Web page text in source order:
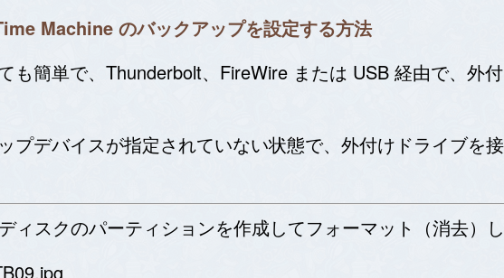
Machine のバックアップを設定する方法
も簡単で、Thunderbolt、FireWire または USB 経由で、外
プデバイスが指定されていない状態で、外付けドライブを
ィスクのパーティションを作成してフォーマット（消去）し